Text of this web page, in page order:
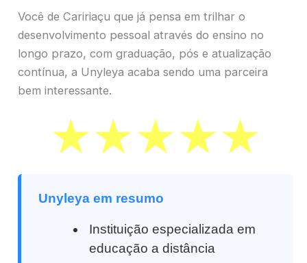
Você de Caririaçu que já pensa em trilhar o
desenvolvimento pessoal através do ensino no
longo prazo, com graduação, pós e atualização
contínua, a Unyleya acaba sendo uma parceira
bem interessante.
Unyleya em resumo
Instituição especializada em
educação a distância